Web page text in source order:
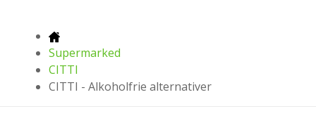
Supermarked
CITTI
CITTI - Alkoholfrie alternativer